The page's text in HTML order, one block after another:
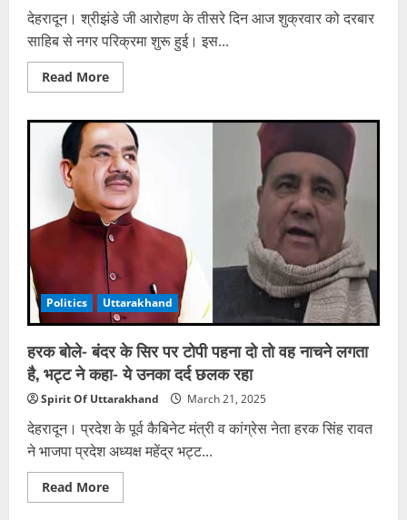
देहरादून। श्रीझंडे जी आरोहण के तीसरे दिन आज शुक्रवार को दरबार
साहिब से नगर परिक्रमा शुरू हुई। इस...
Read MoreRead
more
साहिब
से
शुरू
हुई
नगर
परिक्रमा,
सड़कों
पर
दिखा
आस्था
सैलाब,
भजनों
पर
झूमी
संगत
Politics Uttarakhand
हरक बोले- बंदर के सिर पर टोपी पहना दो तो वह नाचने लगता
है, भट्ट ने कहा- ये उनका दर्द छलक रहा
Spirit Of Uttarakhand March 21, 2025
देहरादून। प्रदेश के पूर्व कैबिनेट मंत्री व कांग्रेस नेता हरक सिंह रावत
ने भाजपा प्रदेश अध्यक्ष महेंद्र भट्ट...
Read MoreRead
more